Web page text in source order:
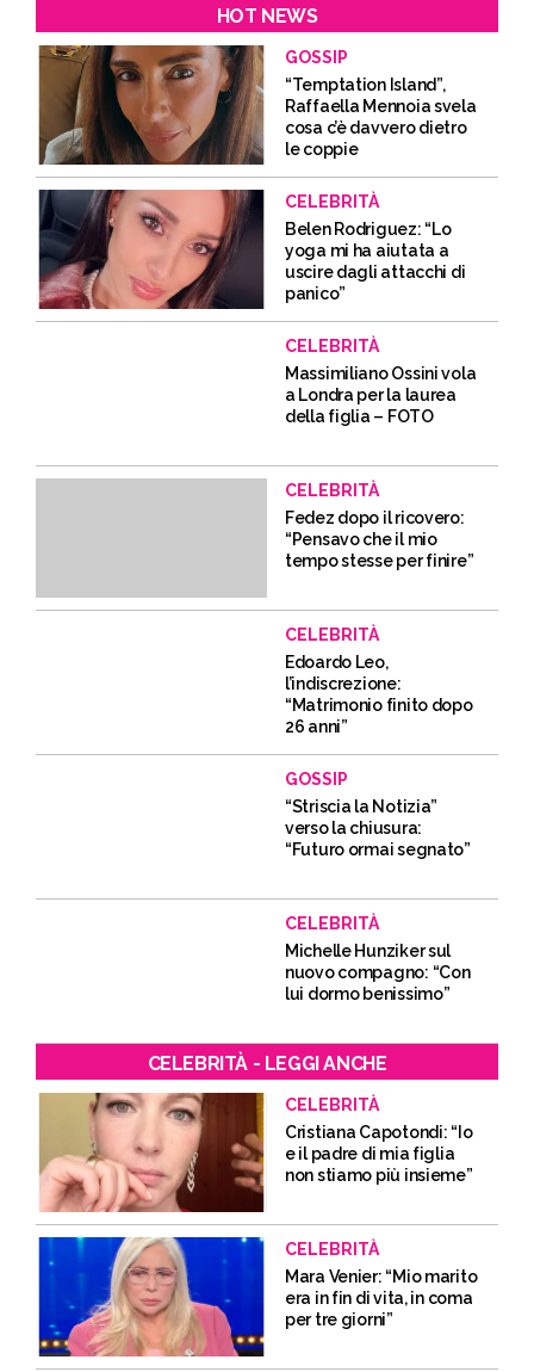
HOT NEWS
GOSSIP
“Temptation Island”,
Raffaella Mennoia svela
cosa c’è davvero dietro
le coppie
CELEBRITÀ
Belen Rodriguez: “Lo
yoga mi ha aiutata a
uscire dagli attacchi di
panico”
CELEBRITÀ
Massimiliano Ossini vola
a Londra per la laurea
della figlia – FOTO
CELEBRITÀ
Fedez dopo il ricovero:
“Pensavo che il mio
tempo stesse per finire”
CELEBRITÀ
Edoardo Leo,
l’indiscrezione:
“Matrimonio finito dopo
26 anni”
GOSSIP
“Striscia la Notizia”
verso la chiusura:
“Futuro ormai segnato”
CELEBRITÀ
Michelle Hunziker sul
nuovo compagno: “Con
lui dormo benissimo”
CELEBRITÀ - LEGGI ANCHE
CELEBRITÀ
Cristiana Capotondi: “Io
e il padre di mia figlia
non stiamo più insieme”
CELEBRITÀ
Mara Venier: “Mio marito
era in fin di vita, in coma
per tre giorni”